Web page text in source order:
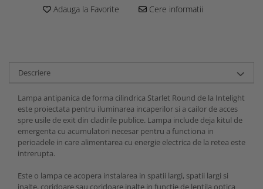
Adauga la Favorite Cere informatii
Descriere
Lampa antipanica de forma cilindrica Starlet Round de la Intelight
este proiectata pentru iluminarea incaperilor si a cailor de acces
spre usile de exit din cladirile publice. Lampa include deja kitul de
emergenta cu acumulatori necesar pentru a functiona in
perioadele in care alimentarea cu energie electrica de la retea este
intrerupta.
Este o lampa ce acopera instalarea in spatii largi, spatii largi si
inalte, coridoare sau coridoare inalte in functie de lentila optica